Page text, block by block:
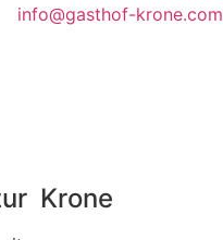
info@gasthof-krone.com
Krone